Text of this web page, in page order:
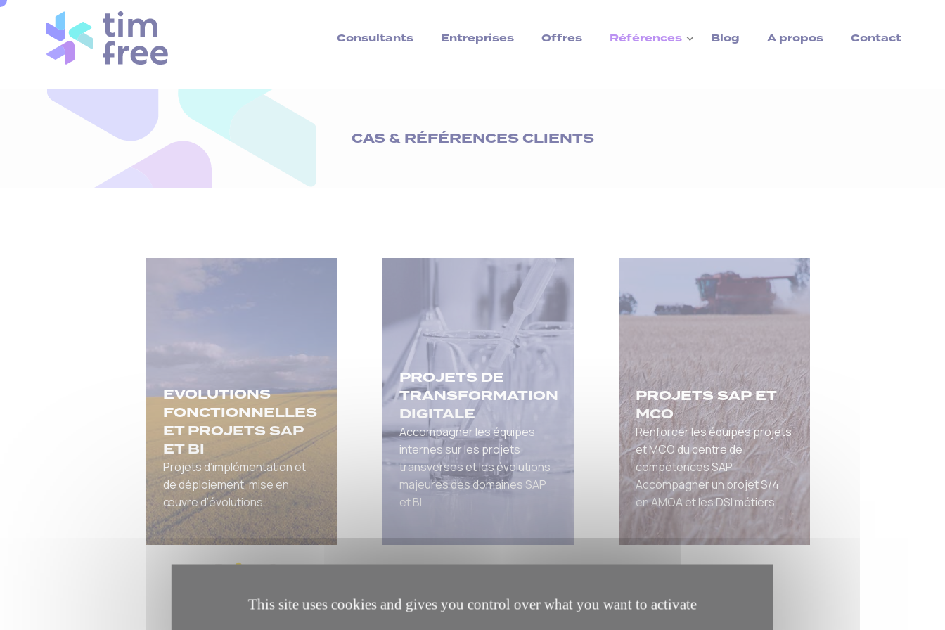
Consultants Entreprises Offres Références Blog A propos Contact
CAS & RÉFÉRENCES CLIENTS
EVOLUTIONS
FONCTIONNELLES
ET PROJETS SAP
ET BI
Projets d’implémentation et
de déploiement, mise en
œuvre d’évolutions.
PROJETS DE
TRANSFORMATION
DIGITALE
Accompagner les équipes
internes sur les projets
transverses et les évolutions
majeures des domaines SAP
et BI
PROJETS SAP ET
MCO
Renforcer les équipes projets
et MCO du centre de
compétences SAP
Accompagner un projet S/4
en AMOA et les DSI métiers
Cookies management panel
This site uses cookies and gives you control over what you want to activate